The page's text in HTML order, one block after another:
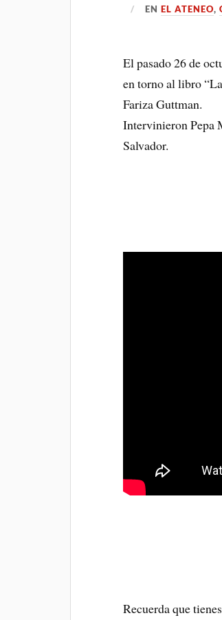
ENEL ATENEO,
El pasado 26 de
en torno al libro
Fariza Guttman.
Intervinieron Pepa
Salvador.
Recuerda que